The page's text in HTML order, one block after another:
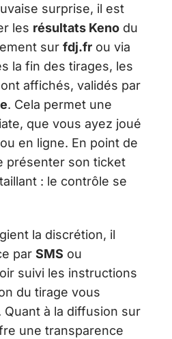
surprise, il est
les résultats Keno du
sur fdj.fr ou via
la fin des tirages, les
affichés, validés par
. Cela permet une
que vous ayez joué
en ligne. En point de
présenter son ticket
: le contrôle se
la discrétion, il
par SMS ou
suivi les instructions
du tirage vous
à la diffusion sur
une transparence